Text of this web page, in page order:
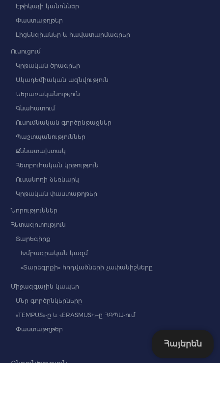
Էթիկայի կանոններ
Փաստաթղթեր
Լիցենզիաներ և հավատարմագրեր
Ուսուցում
Կրթական ծրագրեր
Ակադեմիական ազնվություն
Ներառականություն
Գնահատում
Ուսումնական գործընթացներ
Պաշտպանություններ
Քննատախտակ
Հետբուհական կրթություն
Ուսանողի ձեռնարկ
Կրթական փաստաթղթեր
Նորություններ
Հետազոտություն
Տարեգիրք
Խմբագրական կազմ
«Տարեգրքի» հոդվածների չափանիշները
Միջազգային կապեր
Մեր գործընկերները
«TEMPUS»-ը և «ERASMUS+»-ը ՀԳՊԱ-ում
Փաստաթղթեր
Ընդունելություն
Հայերեն